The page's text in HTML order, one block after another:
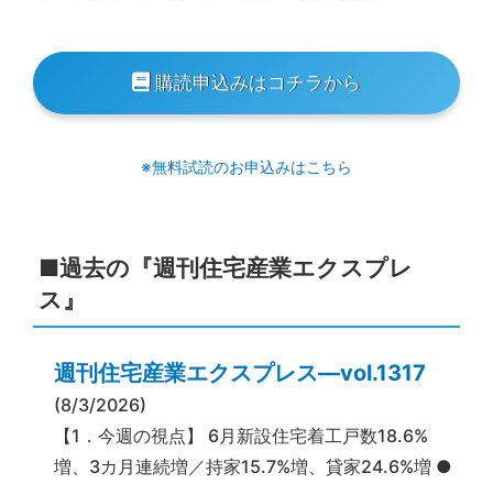
購読申込みはコチラから
※無料試読のお申込みはこちら
■過去の『週刊住宅産業エクスプレ
ス』
週刊住宅産業エクスプレス―vol.1317
(8/3/2026)
【1．今週の視点】 6月新設住宅着工戸数18.6%
増、3カ月連続増／持家15.7%増、貸家24.6%増 ●